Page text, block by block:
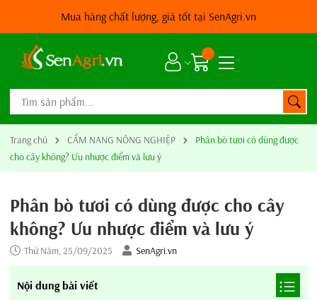
Mua hàng chất lượng, giá tốt tại SenAgri.vn
Trang chủ CẨM NANG NÔNG NGHIỆP
Phân bò tươi có dùng được
cho cây không? Ưu nhược điểm và lưu ý
Phân bò tươi có dùng được cho cây
không? Ưu nhược điểm và lưu ý
Thứ Năm, 25/09/2025 SenAgri.vn
Nội dung bài viết